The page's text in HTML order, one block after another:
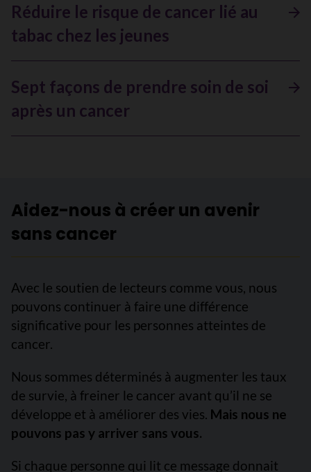
Réduire le risque de cancer lié au
tabac chez les jeunes
Sept façons de prendre soin de soi
après un cancer
Aidez-nous à créer un avenir
sans cancer
Avec le soutien de lecteurs comme vous, nous
pouvons continuer à faire une différence
significative pour les personnes atteintes de
cancer.
Nous sommes déterminés à augmenter les taux
de survie, à freiner le cancer avant qu’il ne se
développe et à améliorer des vies. Mais nous ne
pouvons pas y arriver sans vous.
Si chaque personne qui lit ce message donnait